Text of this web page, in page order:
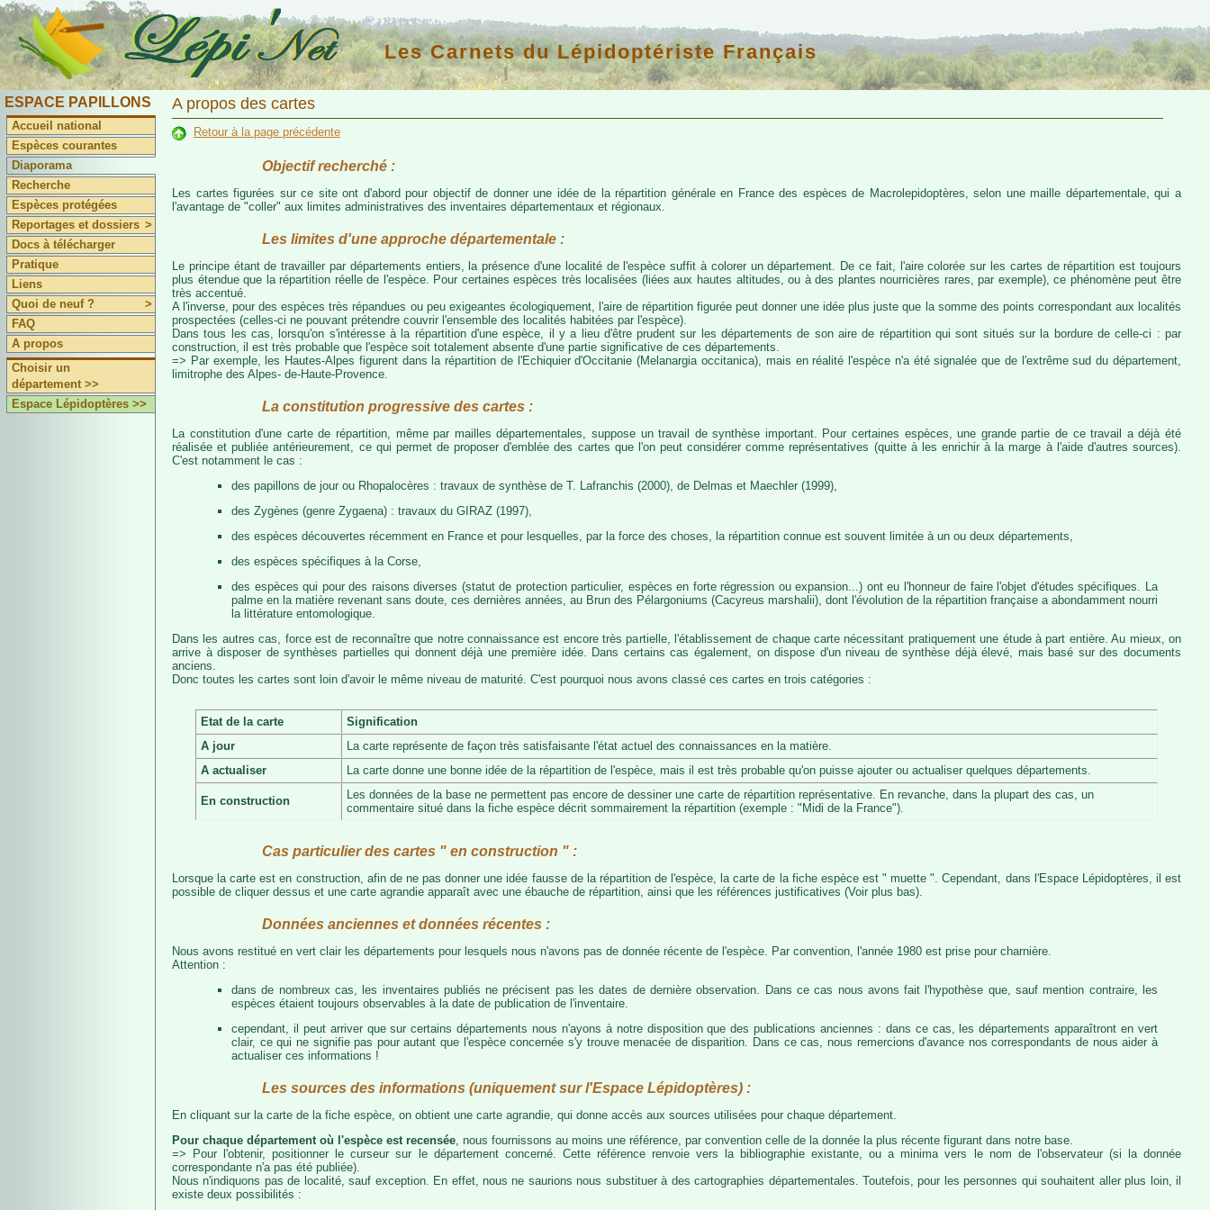
Les Carnets du Lépidoptériste Français
ESPACE PAPILLONS
Accueil national
Espèces courantes
Diaporama
Recherche
Espèces protégées
Reportages et dossiers >
Docs à télécharger
Pratique
Liens
Quoi de neuf ?
>
FAQ
A propos
Choisir un
département >>
Espace Lépidoptères >>
A propos des cartes
Retour à la page précédente
Objectif recherché :
Les cartes figurées sur ce site ont d'abord pour objectif de donner une idée de la répartition générale en France des espèces de Macrolepidoptères, selon une maille départementale, qui a
l'avantage de "coller" aux limites administratives des inventaires départementaux et régionaux.
Les limites d'une approche départementale :
Le principe étant de travailler par départements entiers, la présence d'une localité de l'espèce suffit à colorer un département. De ce fait, l'aire colorée sur les cartes de répartition est toujours
plus étendue que la répartition réelle de l'espèce. Pour certaines espèces très localisées (liées aux hautes altitudes, ou à des plantes nourricières rares, par exemple), ce phénomène peut être
très accentué.
A l'inverse, pour des espèces très répandues ou peu exigeantes écologiquement, l'aire de répartition figurée peut donner une idée plus juste que la somme des points correspondant aux localités
prospectées (celles-ci ne pouvant prétendre couvrir l'ensemble des localités habitées par l'espèce).
Dans tous les cas, lorsqu'on s'intéresse à la répartition d'une espèce, il y a lieu d'être prudent sur les départements de son aire de répartition qui sont situés sur la bordure de celle-ci : par
construction, il est très probable que l'espèce soit totalement absente d'une partie significative de ces départements.
=> Par exemple, les Hautes-Alpes figurent dans la répartition de l'Echiquier d'Occitanie (Melanargia occitanica), mais en réalité l'espèce n'a été signalée que de l'extrême sud du département,
limitrophe des Alpes- de-Haute-Provence.
La constitution progressive des cartes :
La constitution d'une carte de répartition, même par mailles départementales, suppose un travail de synthèse important. Pour certaines espèces, une grande partie de ce travail a déjà été
réalisée et publiée antérieurement, ce qui permet de proposer d'emblée des cartes que l'on peut considérer comme représentatives (quitte à les enrichir à la marge à l'aide d'autres sources).
C'est notamment le cas :
des papillons de jour ou Rhopalocères : travaux de synthèse de T. Lafranchis (2000), de Delmas et Maechler (1999),
des Zygènes (genre Zygaena) : travaux du GIRAZ (1997),
des espèces découvertes récemment en France et pour lesquelles, par la force des choses, la répartition connue est souvent limitée à un ou deux départements,
des espèces spécifiques à la Corse,
des espèces qui pour des raisons diverses (statut de protection particulier, espèces en forte régression ou expansion...) ont eu l'honneur de faire l'objet d'études spécifiques. La
palme en la matière revenant sans doute, ces dernières années, au Brun des Pélargoniums (Cacyreus marshalii), dont l'évolution de la répartition française a abondamment nourri
la littérature entomologique.
Dans les autres cas, force est de reconnaître que notre connaissance est encore très partielle, l'établissement de chaque carte nécessitant pratiquement une étude à part entière. Au mieux, on
arrive à disposer de synthèses partielles qui donnent déjà une première idée. Dans certains cas également, on dispose d'un niveau de synthèse déjà élevé, mais basé sur des documents
anciens.
Donc toutes les cartes sont loin d'avoir le même niveau de maturité. C'est pourquoi nous avons classé ces cartes en trois catégories :
Etat de la carte
Signification
A jour
La carte représente de façon très satisfaisante l'état actuel des connaissances en la matière.
A actualiser
La carte donne une bonne idée de la répartition de l'espèce, mais il est très probable qu'on puisse ajouter ou actualiser quelques départements.
En construction
Les données de la base ne permettent pas encore de dessiner une carte de répartition représentative. En revanche, dans la plupart des cas, un
commentaire situé dans la fiche espèce décrit sommairement la répartition (exemple : "Midi de la France").
Cas particulier des cartes " en construction " :
Lorsque la carte est en construction, afin de ne pas donner une idée fausse de la répartition de l'espèce, la carte de la fiche espèce est " muette ". Cependant, dans l'Espace Lépidoptères, il est
possible de cliquer dessus et une carte agrandie apparaît avec une ébauche de répartition, ainsi que les références justificatives (Voir plus bas).
Données anciennes et données récentes :
Nous avons restitué en vert clair les départements pour lesquels nous n'avons pas de donnée récente de l'espèce. Par convention, l'année 1980 est prise pour charnière.
Attention :
dans de nombreux cas, les inventaires publiés ne précisent pas les dates de dernière observation. Dans ce cas nous avons fait l'hypothèse que, sauf mention contraire, les
espèces étaient toujours observables à la date de publication de l'inventaire.
cependant, il peut arriver que sur certains départements nous n'ayons à notre disposition que des publications anciennes : dans ce cas, les départements apparaîtront en vert
clair, ce qui ne signifie pas pour autant que l'espèce concernée s'y trouve menacée de disparition. Dans ce cas, nous remercions d'avance nos correspondants de nous aider à
actualiser ces informations !
Les sources des informations (uniquement sur l'Espace Lépidoptères) :
En cliquant sur la carte de la fiche espèce, on obtient une carte agrandie, qui donne accès aux sources utilisées pour chaque département.
Pour chaque département où l'espèce est recensée , nous fournissons au moins une référence, par convention celle de la donnée la plus récente figurant dans notre base.
=> Pour l'obtenir, positionner le curseur sur le département concerné. Cette référence renvoie vers la bibliographie existante, ou a minima vers le nom de l'observateur (si la donnée
correspondante n'a pas été publiée).
Nous n'indiquons pas de localité, sauf exception. En effet, nous ne saurions nous substituer à des cartographies départementales. Toutefois, pour les personnes qui souhaitent aller plus loin, il
existe deux possibilités :